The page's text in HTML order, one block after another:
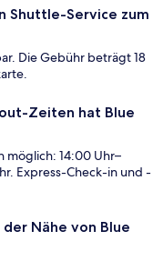
Shuttle-Service zum
Die Gebühr beträgt 18
Zeiten hat Blue
möglich: 14:00 Uhr–
Express-Check-in und -
Nähe von Blue